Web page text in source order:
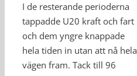
I de resterande perioderna
tappadde U20 kraft och fart
och dem yngre knappade
hela tiden in utan att nå hela
vägen fram. Tack till 96